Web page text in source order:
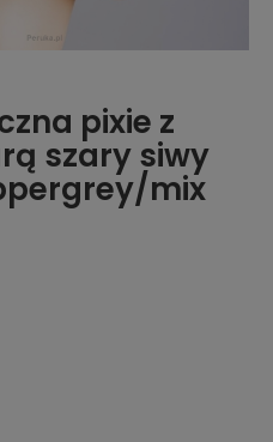
pixie z
szary siwy
mix